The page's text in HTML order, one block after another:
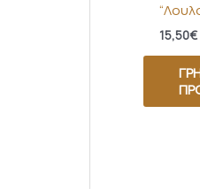
15,50€